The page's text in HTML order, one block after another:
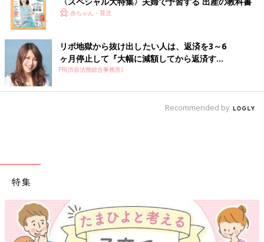
ッキリ見えるんだそう。むしろこの長さが正解だと思えるほど絶
妙に良い丈感なんだとか。着回しにもバッチリなアイテムですよ
ね。
秋にもピッタリ！チェック柄のタックワイドパンツ
赤ちゃん・育児
リボ地獄から抜け出したい人は、返済を3～6
ヶ月停止して『大幅に減額してから返済す...
PR(渋谷法務総合事務所)
Recommended by
特集